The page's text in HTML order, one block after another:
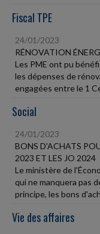
Fiscal TPE
24/01/2023
RÉNOVATION
Les PME ont pu
les dépenses de
engagées entre le 1
Social
24/01/2023
BONS D'ACHATS
2023 ET LES JO 2024
Le ministère de
qui ne manquera pas
principe, les bons
Vie des affaires